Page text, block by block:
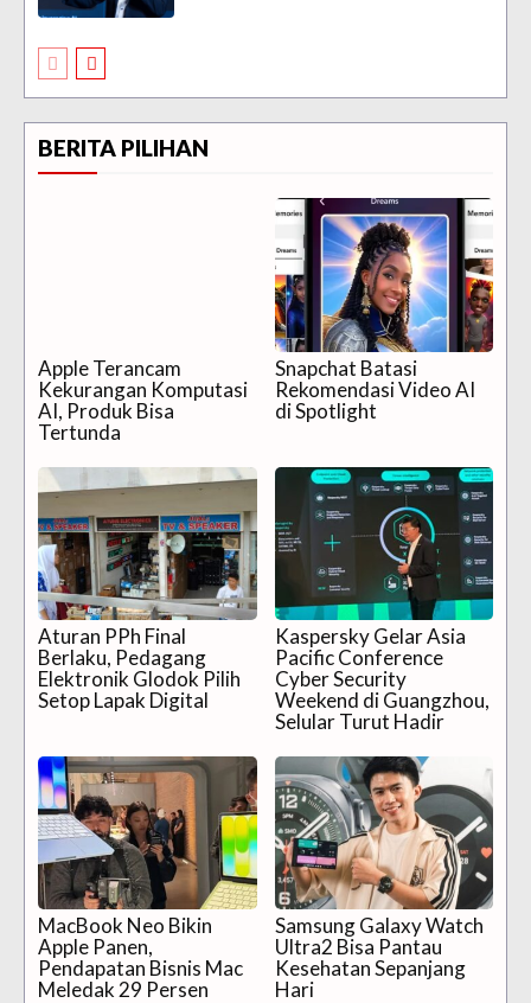
BERITA PILIHAN
Apple Terancam
Kekurangan Komputasi
AI, Produk Bisa
Tertunda
Snapchat Batasi
Rekomendasi Video AI
di Spotlight
Aturan PPh Final
Berlaku, Pedagang
Elektronik Glodok Pilih
Setop Lapak Digital
Kaspersky Gelar Asia
Pacific Conference
Cyber Security
Weekend di Guangzhou,
Selular Turut Hadir
MacBook Neo Bikin
Apple Panen,
Pendapatan Bisnis Mac
Meledak 29 Persen
Samsung Galaxy Watch
Ultra2 Bisa Pantau
Kesehatan Sepanjang
Hari